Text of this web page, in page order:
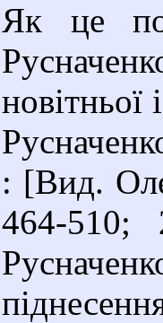
Як це
новітньої
: [Вид.
464-510;